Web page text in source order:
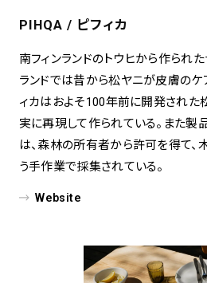
PIHQA / ピフィカ
南フィンランドのトウヒから作られた
ランドでは昔から松ヤニが皮膚のケ
ィカはおよそ100年前に開発された
実に再現して作られている。また製
は、森林の所有者から許可を得て、
う手作業で採集されている。
Website